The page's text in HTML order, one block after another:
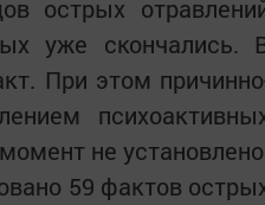
острых
уже скончались.
При этом
не
59 фактов